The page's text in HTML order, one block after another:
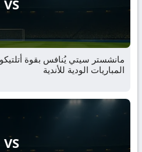
VS
مانشستر سيتي يُنافس بقوة
المباريات الودية للأندية
VS